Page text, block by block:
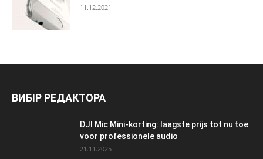
11.12.2021
ВИБІР РЕДАКТОРА
DJI Mic Mini-korting: laagste prijs tot nu toe
voor professionele audio
21.11.2025